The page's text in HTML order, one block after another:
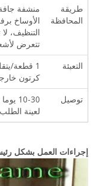
طريقة
المحافظة
منشفة
الأوساخ
التنظيف،
تتعرض
التعبئة
كرتون
توصيل
لعينة الطلب
إجراءات العمل بشكل